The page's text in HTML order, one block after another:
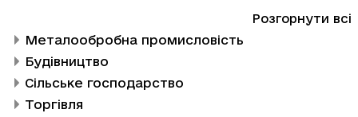
Розгорнути всі
Металообробна промисловість
Будівництво
Сільське господарство
Торгівля